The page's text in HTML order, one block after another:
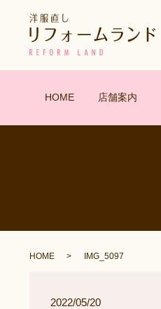
HOME 店舗案内
HOME IMG_5097
2022/05/20